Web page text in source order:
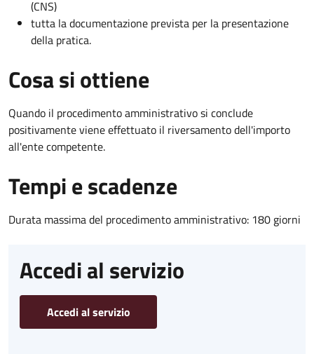
(CNS)
tutta la documentazione prevista per la presentazione
della pratica.
Cosa si ottiene
Quando il procedimento amministrativo si conclude
positivamente viene effettuato il riversamento dell'importo
all'ente competente.
Tempi e scadenze
Durata massima del procedimento amministrativo: 180 giorni
Accedi al servizio
Accedi al servizio